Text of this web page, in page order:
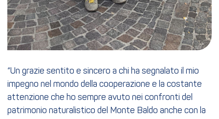
“Un grazie sentito e sincero a chi ha segnalato il mio
impegno nel mondo della cooperazione e la costante
attenzione che ho sempre avuto nei confronti del
patrimonio naturalistico del Monte Baldo anche con la